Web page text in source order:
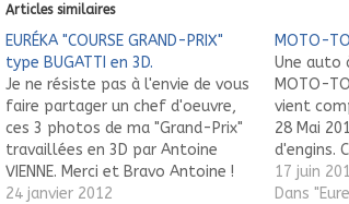
Articles similaires
EURÉKA "COURSE GRAND-PRIX"
type BUGATTI en 3D.
Je ne résiste pas à l'envie de vous
faire partager un chef d'oeuvre,
ces 3 photos de ma "Grand-Prix"
travaillées en 3D par Antoine
VIENNE. Merci et Bravo Antoine !
(N'oubliez pas de cliquer sur les
24 janvier 2012
MOTO-
Une auto
MOTO-
vient
28 Mai
d'engins.
catalogue
grand
17 juin
Dans